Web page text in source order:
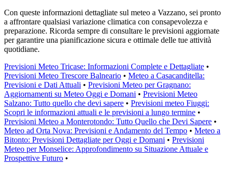
Con queste informazioni dettagliate sul meteo a Vazzano, sei pronto
a affrontare qualsiasi variazione climatica con consapevolezza e
preparazione. Ricorda sempre di consultare le previsioni aggiornate
per garantire una pianificazione sicura e ottimale delle tue attività
quotidiane.
Previsioni Meteo Tricase: Informazioni Complete e Dettagliate •
Previsioni Meteo Trescore Balneario • Meteo a Casacanditella:
Previsioni e Dati Attuali • Previsioni Meteo per Gragnano:
Aggiornamenti su Meteo Oggi e Domani • Previsioni Meteo
Salzano: Tutto quello che devi sapere • Previsioni meteo Fiuggi:
Scopri le informazioni attuali e le previsioni a lungo termine •
Previsioni Meteo a Monterotondo: Tutto Quello che Devi Sapere •
Meteo ad Orta Nova: Previsioni e Andamento del Tempo • Meteo a
Bitonto: Previsioni Dettagliate per Oggi e Domani • Previsioni
Meteo per Monselice: Approfondimento su Situazione Attuale e
Prospettive Futuro •